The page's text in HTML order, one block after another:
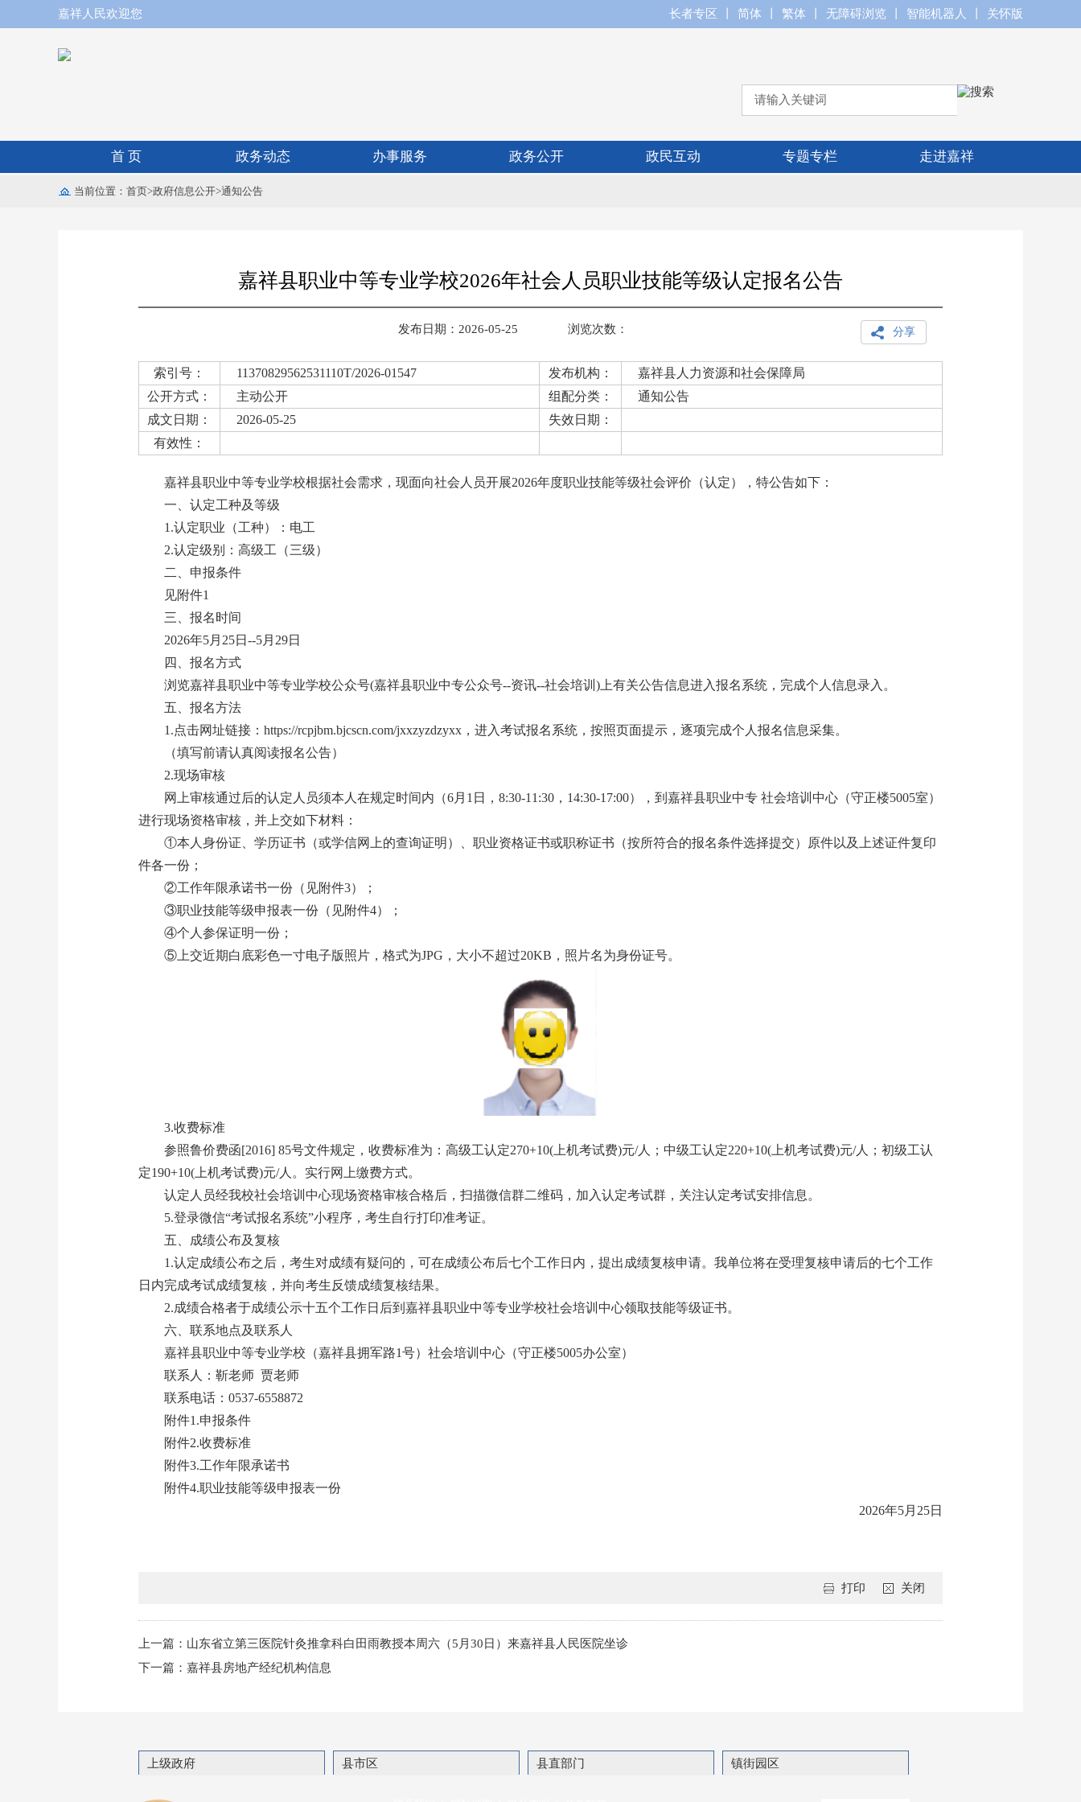
嘉祥人民欢迎您 长者专区 简体 繁体 无障碍浏览 智能机器人 关怀版
首 页 政务动态 办事服务 政务公开 政民互动 专题专栏 走进嘉祥
当前位置： 首页>政府信息公开>通知公告
嘉祥县职业中等专业学校2026年社会人员职业技能等级认定报名公告
发布日期：2026-05-25 浏览次数： 分享
索引号： 11370829562531110T/2026-01547 发布机构：
嘉祥县人力资源和社会保障局
公开方式：
主动公开 组配分类：
通知公告
成文日期：
2026-05-25
失效日期：
有效性：
嘉祥县职业中等专业学校根据社会需求，现面向社会人员开展2026年度职业技能等级社会评价（认定），特公告如下：
一、认定工种及等级
1.认定职业（工种）：电工
2.认定级别：高级工（三级）
二、申报条件
见附件1
三、报名时间
2026年5月25日--5月29日
四、报名方式
浏览嘉祥县职业中等专业学校公众号(嘉祥县职业中专公众号--资讯--社会培训)上有关公告信息进入报名系统，完成个人信息录入。
五、报名方法
1.点击网址链接：https://rcpjbm.bjcscn.com/jxxzyzdzyxx，进入考试报名系统，按照页面提示，逐项完成个人报名信息采集。
（填写前请认真阅读报名公告）
2.现场审核
网上审核通过后的认定人员须本人在规定时间内（6月1日，8:30-11:30，14:30-17:00），到嘉祥县职业中专 社会培训中心（守正楼5005室）
进行现场资格审核，并上交如下材料：
①本人身份证、学历证书（或学信网上的查询证明）、职业资格证书或职称证书（按所符合的报名条件选择提交）原件以及上述证件复印
件各一份；
②工作年限承诺书一份（见附件3）；
③职业技能等级申报表一份（见附件4）；
④个人参保证明一份；
⑤上交近期白底彩色一寸电子版照片，格式为JPG，大小不超过20KB，照片名为身份证号。
3.收费标准
参照鲁价费函[2016] 85号文件规定，收费标准为：高级工认定270+10(上机考试费)元/人；中级工认定220+10(上机考试费)元/人；初级工认
定190+10(上机考试费)元/人。实行网上缴费方式。
认定人员经我校社会培训中心现场资格审核合格后，扫描微信群二维码，加入认定考试群，关注认定考试安排信息。
5.登录微信“考试报名系统”小程序，考生自行打印准考证。
五、成绩公布及复核
1.认定成绩公布之后，考生对成绩有疑问的，可在成绩公布后七个工作日内，提出成绩复核申请。我单位将在受理复核申请后的七个工作
日内完成考试成绩复核，并向考生反馈成绩复核结果。
2.成绩合格者于成绩公示十五个工作日后到嘉祥县职业中等专业学校社会培训中心领取技能等级证书。
六、联系地点及联系人
嘉祥县职业中等专业学校（嘉祥县拥军路1号）社会培训中心（守正楼5005办公室）
联系人：靳老师 贾老师
联系电话：0537-6558872
附件1.申报条件
附件2.收费标准
附件3.工作年限承诺书
附件4.职业技能等级申报表一份
2026年5月25日
关闭
打印
上一篇： 山东省立第三医院针灸推拿科白田雨教授本周六（5月30日）来嘉祥县人民医院坐诊
下一篇： 嘉祥县房地产经纪机构信息
上级政府 县市区 县直部门 镇街园区